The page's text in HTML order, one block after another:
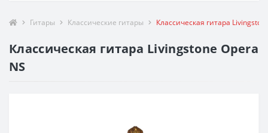
Гитары Классические гитары Классическая гитара
Классическая гитара Livingstone Opera
NS